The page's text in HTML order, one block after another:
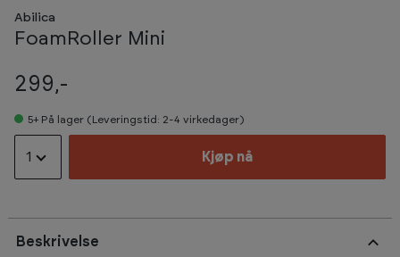
Abilica
FoamRoller Mini
299,-
5+ På lager (Leveringstid: 2-4 virkedager)
1 Kjøp nå
Beskrivelse